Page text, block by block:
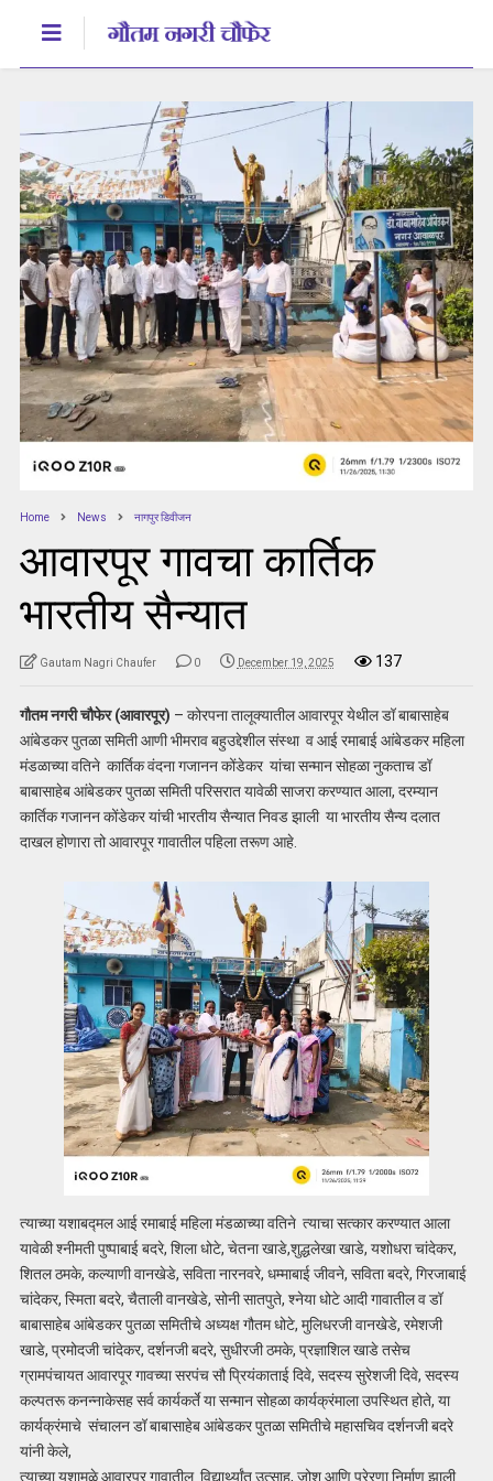
Home News नागपुर डिवीजन
आवारपूर गावचा कार्तिक
भारतीय सैन्यात
Gautam Nagri Chaufer 0 December 19, 2025 137
गौतम नगरी चौफेर (आवारपूर) – कोरपना तालूक्यातील आवारपूर येथील डॉ बाबासाहेब
आंबेडकर पुतळा समिती आणी भीमराव बहुउद्देशील संस्था व आई रमाबाई आंबेडकर महिला
मंडळाच्या वतिने कार्तिक वंदना गजानन कोंडेकर यांचा सन्मान सोहळा नुकताच डॉ
बाबासाहेब आंबेडकर पुतळा समिती परिसरात यावेळी साजरा करण्यात आला, दरम्यान
कार्तिक गजानन कोंडेकर यांची भारतीय सैन्यात निवड झाली या भारतीय सैन्य दलात
दाखल होणारा तो आवारपूर गावातील पहिला तरूण आहे.
त्याच्या यशाबद्मल आई रमाबाई महिला मंडळाच्या वतिने त्याचा सत्कार करण्यात आला
यावेळी श्नीमती पुष्‍पाबाई बदरे, शिला धोटे, चेतना खाडे,शुद्धलेखा खाडे, यशोधरा चांदेकर,
शितल ठमके, कल्याणी वानखेडे, सविता नारनवरे, धम्माबाई जीवने, सविता बदरे, गिरजाबाई
चांदेकर, स्मिता बदरे, चैताली वानखेडे, सोनी सातपुते, श्नेया धोटे आदी गावातील व डॉ
बाबासाहेब आंबेडकर पुतळा समितीचे अध्यक्ष गौतम धोटे, मुलिधरजी वानखेडे, रमेशजी
खाडे, प्रमोदजी चांदेकर, दर्शनजी बदरे, सुधीरजी ठमके, प्रज्ञाशिल खाडे तसेच
ग्रामपंचायत आवारपूर गावच्या सरपंच सौ प्रियंकाताई दिवे, सदस्य सुरेशजी दिवे, सदस्य
कल्पतरू कनन्नाकेसह सर्व कार्यकर्ते या सन्मान सोहळा कार्यक्रंमाला उपस्थित होते, या
कार्यक्रंमाचे संचालन डॉ बाबासाहेब आंबेडकर पुतळा समितीचे महासचिव दर्शनजी बदरे
यांनी केले,
त्याच्या यशामुळे आवारपूर गावातील विद्यार्थ्यांत उत्साह, जोश आणि प्रेरणा निर्माण झाली